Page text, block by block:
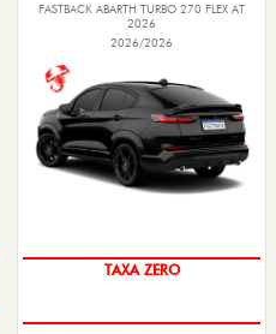
FASTBACK ABARTH TURBO 270 FLEX AT
2026
2026/2026
TAXA ZERO